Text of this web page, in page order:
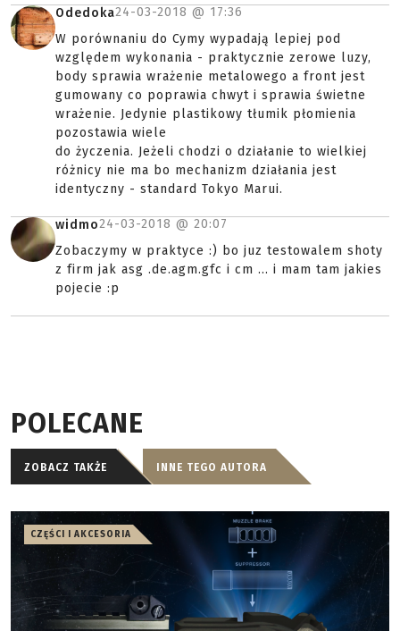
Odedoka24-03-2018 @ 17:36
W porównaniu do Cymy wypadają lepiej pod
względem wykonania - praktycznie zerowe luzy,
body sprawia wrażenie metalowego a front jest
gumowany co poprawia chwyt i sprawia świetne
wrażenie. Jedynie plastikowy tłumik płomienia
pozostawia wiele
do życzenia. Jeżeli chodzi o działanie to wielkiej
różnicy nie ma bo mechanizm działania jest
identyczny - standard Tokyo Marui.
widmo24-03-2018 @ 20:07
Zobaczymy w praktyce :) bo juz testowalem shoty
z firm jak asg .de.agm.gfc i cm ... i mam tam jakies
pojecie :p
POLECANE
ZOBACZ TAKŻE INNE TEGO AUTORA
CZĘŚCI I AKCESORIA